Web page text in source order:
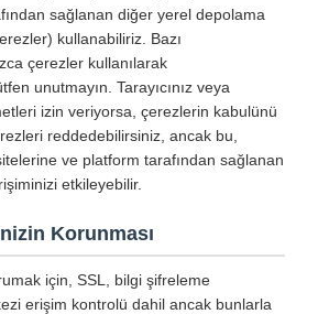
sağlanan diğer yerel depolama
kullanabiliriz. Bazı
çerezler kullanılarak
unutmayın. Tarayıcınız veya
izin veriyorsa, çerezlerin kabulünü
reddedebilirsiniz, ancak bu,
ve platform tarafından sağlanan
etkileyebilir.
Korunması
için, SSL, bilgi şifreleme
erişim kontrolü dahil ancak bunlarla